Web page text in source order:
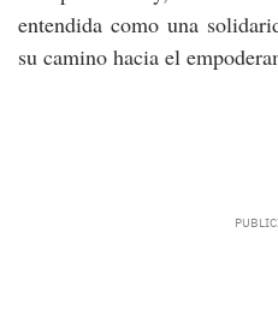
entendida como una
su camino hacia el